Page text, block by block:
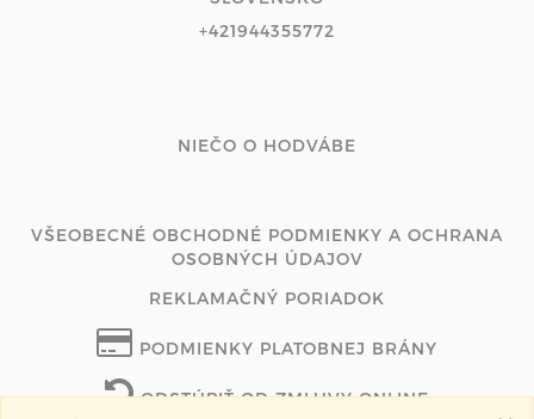
+421944355772
NIEČO O HODVÁBE
VŠEOBECNÉ OBCHODNÉ PODMIENKY A OCHRANA
OSOBNÝCH ÚDAJOV
REKLAMAČNÝ PORIADOK
PODMIENKY PLATOBNEJ BRÁNY
ODSTÚPIŤ OD ZMLUVY ONLINE